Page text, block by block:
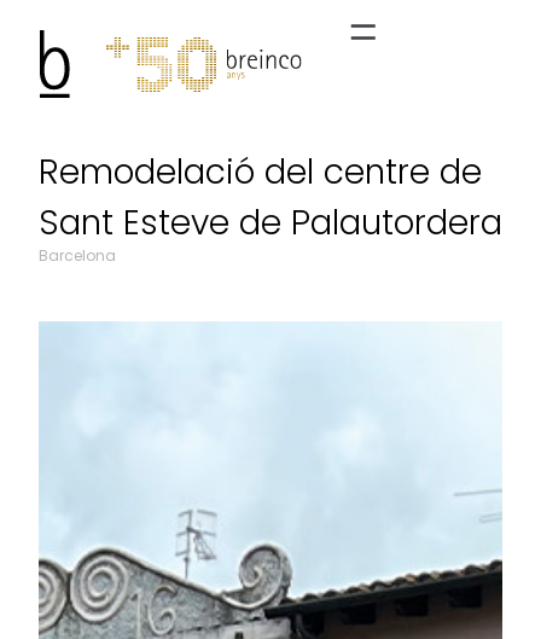
Remodelació del centre de
Sant Esteve de Palautordera
Barcelona